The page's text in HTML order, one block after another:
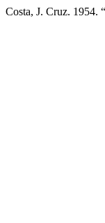
Costa, J. Cruz. 1954.